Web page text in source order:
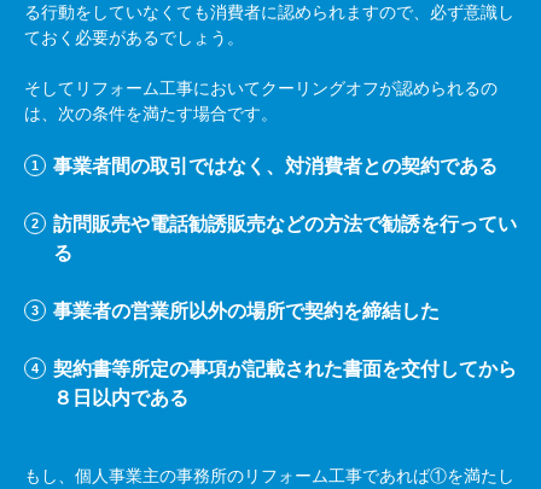
る行動をしていなくても消費者に認められますので、必ず意識し
ておく必要があるでしょう。
そしてリフォーム工事においてクーリングオフが認められるの
は、次の条件を満たす場合です。
事業者間の取引ではなく、対消費者との契約である
訪問販売や電話勧誘販売などの方法で勧誘を行ってい
る
事業者の営業所以外の場所で契約を締結した
契約書等所定の事項が記載された書面を交付してから
８日以内である
もし、個人事業主の事務所のリフォーム工事であれば①を満たし